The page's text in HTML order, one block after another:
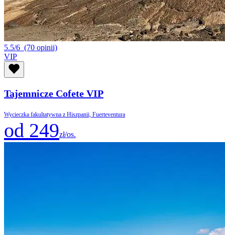
5.5/6 (70 opinii)
VIP
Tajemnicze Cofete VIP
Wycieczka fakultatywna z Hiszpanii, Fuerteventura
od 249zł/os.